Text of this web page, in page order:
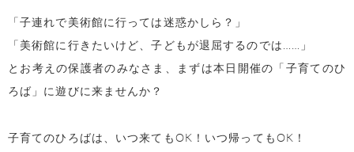
「子連れで美術館に行っては迷惑かしら？」
「美術館に行きたいけど、子どもが退屈するのでは……」
とお考えの保護者のみなさま、まずは本日開催の「子育てのひ
ろば」に遊びに来ませんか？
子育てのひろばは、いつ来てもOK！いつ帰ってもOK！